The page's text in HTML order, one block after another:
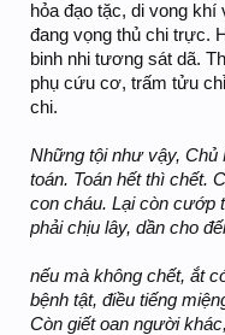
hỏa đạo tặc, di vong
đang vọng thủ chi trực.
binh nhi tương sát dã.
phụ cứu cơ, trấm tửu
chi.
Những tội như vậy, Chủ
toán. Toán hết thì chết.
con cháu. Lại còn cướp
phải chịu lây, dần cho
nếu mà không chết, ắt
bệnh tật, điều tiếng
Còn giết oan người